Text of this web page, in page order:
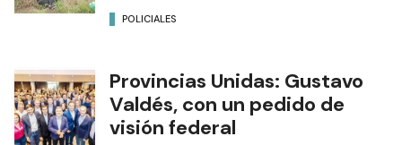
POLICIALES
Provincias Unidas: Gustavo
Valdés, con un pedido de
visión federal